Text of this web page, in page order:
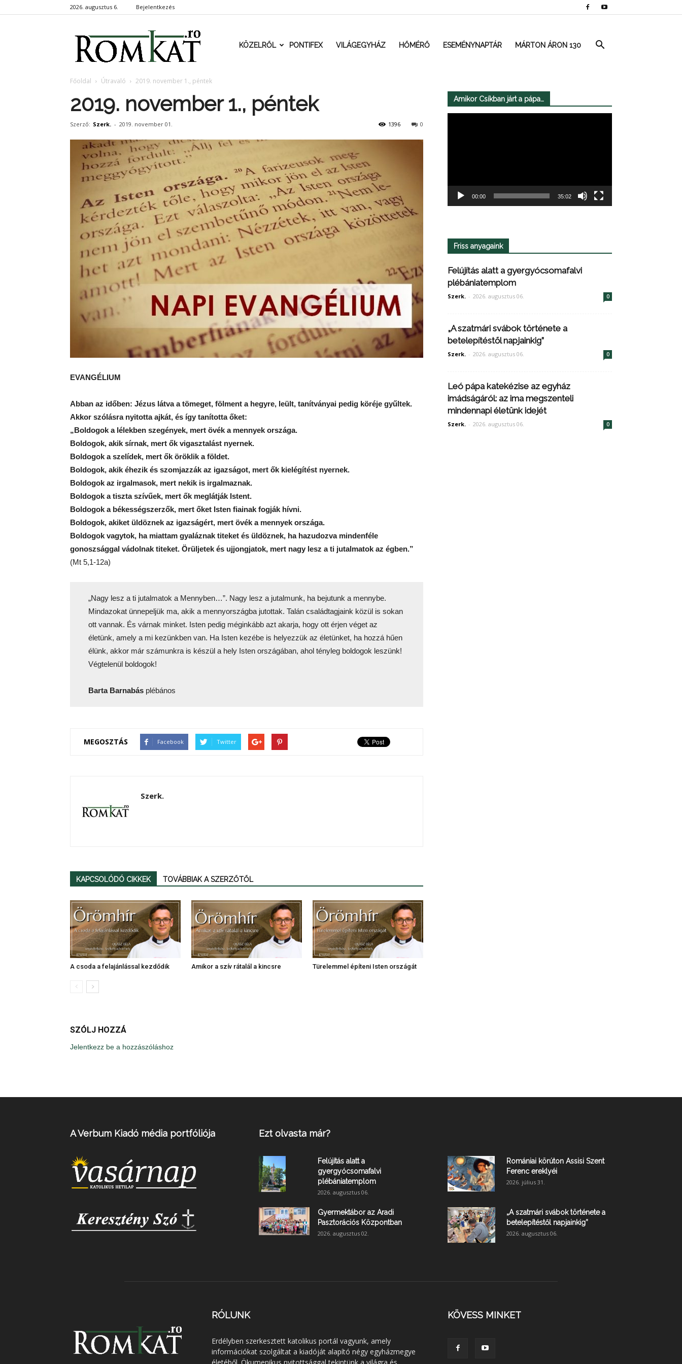
2026. augusztus 6. Bejelentkezés
RomKat.roKÖZELRŐL PONTIFEX VILÁGEGYHÁZ HŐMÉRŐ ESEMÉNYNAPTÁR MÁRTON ÁRON 130
Főoldal Útravaló 2019. november 1., péntek
2019. november 1., péntek
Szerző: Szerk. - 2019. november 01. 0
1396
EVANGÉLIUM
Abban az időben: Jézus látva a tömeget, fölment a hegyre, leült, tanítványai pedig köréje gyűltek.
Akkor szólásra nyitotta ajkát, és így tanította őket:
„Boldogok a lélekben szegények, mert övék a mennyek országa.
Boldogok, akik sírnak, mert ők vigasztalást nyernek.
Boldogok a szelídek, mert ők öröklik a földet.
Boldogok, akik éhezik és szomjazzák az igazságot, mert ők kielégítést nyernek.
Boldogok az irgalmasok, mert nekik is irgalmaznak.
Boldogok a tiszta szívűek, mert ők meglátják Istent.
Boldogok a békességszerzők, mert őket Isten fiainak fogják hívni.
Boldogok, akiket üldöznek az igazságért, mert övék a mennyek országa.
Boldogok vagytok, ha miattam gyaláznak titeket és üldöznek, ha hazudozva mindenféle
gonoszsággal vádolnak titeket. Örüljetek és ujjongjatok, mert nagy lesz a ti jutalmatok az égben.”
(Mt 5,1-12a)
„Nagy lesz a ti jutalmatok a Mennyben…”. Nagy lesz a jutalmunk, ha bejutunk a mennybe.
Mindazokat ünnepeljük ma, akik a mennyországba jutottak. Talán családtagjaink közül is sokan
ott vannak. És várnak minket. Isten pedig méginkább azt akarja, hogy ott érjen véget az
életünk, amely a mi kezünkben van. Ha Isten kezébe is helyezzük az életünket, ha hozzá hűen
élünk, akkor már számunkra is készül a hely Isten országában, ahol tényleg boldogok leszünk!
Végtelenül boldogok!
Barta Barnabásplébános
MEGOSZTÁS Facebook Twitter
Szerk.
KAPCSOLÓDÓ CIKKEK TOVÁBBIAK A SZERZŐTŐL
A csoda a felajánlással kezdődik Amikor a szív rátalál a kincsre Türelemmel építeni Isten országát
SZÓLJ HOZZÁ
Jelentkezz be a hozzászóláshoz
Amikor Csíkban járt a pápa…
00:00 35:02
Friss anyagaink
Felújítás alatt a gyergyócsomafalvi
plébániatemplom
Szerk. - 2026. augusztus 06. 0
„A szatmári svábok története a
betelepítéstől napjainkig”
Szerk. - 2026. augusztus 06. 0
Leó pápa katekézise az egyház
imádságáról: az ima megszenteli
mindennapi életünk idejét
Szerk. - 2026. augusztus 06. 0
A Verbum Kiadó média portfóliója Ezt olvasta már?
Felújítás alatt a
gyergyócsomafalvi
plébániatemplom
2026. augusztus 06.
Romániai körúton Assisi Szent
Ferenc ereklyéi
2026. július 31.
Gyermektábor az Aradi
Pasztorációs Központban
2026. augusztus 02.
„A szatmári svábok története a
betelepítéstől napjainkig”
2026. augusztus 06.
RÓLUNK
Erdélyben szerkesztett katolikus portál vagyunk, amely
információkat szolgáltat a kiadóját alapító négy egyházmegye
KÖVESS MINKET